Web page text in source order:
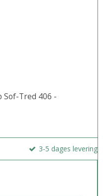
Tred 406 -
3-5 dages levering